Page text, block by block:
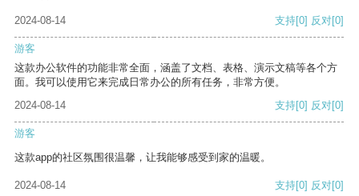
2024-08-14 支持[0] 反对[0]
游客
这款办公软件的功能非常全面，涵盖了文档、表格、演示文稿等各个方
面。我可以使用它来完成日常办公的所有任务，非常方便。
2024-08-14
支持[0] 反对[0]
游客
这款app的社区氛围很温馨，让我能够感受到家的温暖。
2024-08-14 支持[0] 反对[0]